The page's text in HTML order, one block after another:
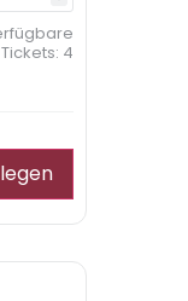
Tickets: 4